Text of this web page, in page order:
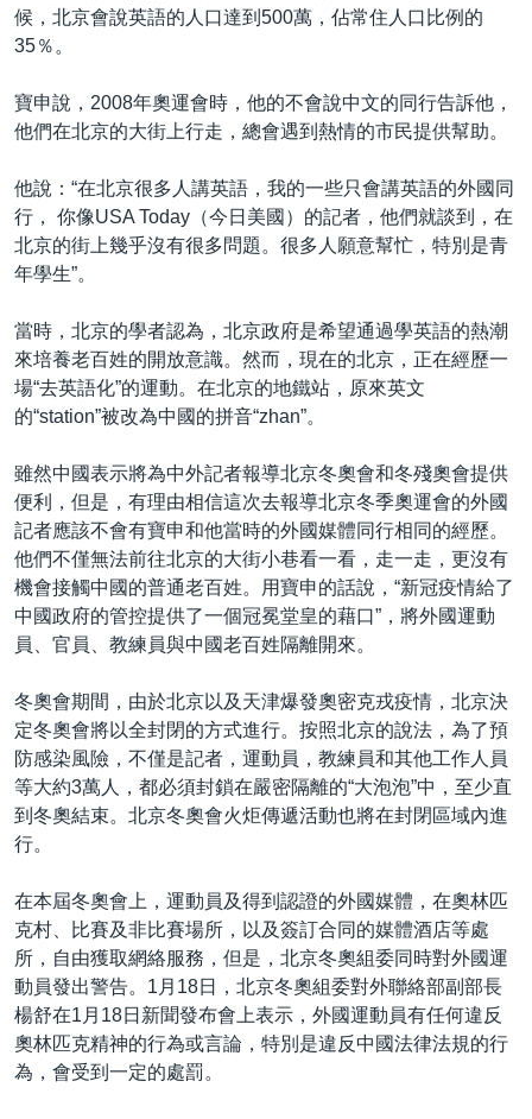
候，北京會說英語的人口達到500萬，佔常住人口比例的
35％。
寶申說，2008年奧運會時，他的不會說中文的同行告訴他，
他們在北京的大街上行走，總會遇到熱情的市民提供幫助。
他說：“在北京很多人講英語，我的一些只會講英語的外國同
行， 你像USA Today（今日美國）的記者，他們就談到，在
北京的街上幾乎沒有很多問題。很多人願意幫忙，特別是青
年學生”。
當時，北京的學者認為，北京政府是希望通過學英語的熱潮
來培養老百姓的開放意識。然而，現在的北京，正在經歷一
場“去英語化”的運動。在北京的地鐵站，原來英文
的“station”被改為中國的拼音“zhan”。
雖然中國表示將為中外記者報導北京冬奧會和冬殘奧會提供
便利，但是，有理由相信這次去報導北京冬季奧運會的外國
記者應該不會有寶申和他當時的外國媒體同行相同的經歷。
他們不僅無法前往北京的大街小巷看一看，走一走，更沒有
機會接觸中國的普通老百姓。用寶申的話說，“新冠疫情給了
中國政府的管控提供了一個冠冕堂皇的藉口”，將外國運動
員、官員、教練員與中國老百姓隔離開來。
冬奧會期間，由於北京以及天津爆發奧密克戎疫情，北京決
定冬奧會將以全封閉的方式進行。按照北京的說法，為了預
防感染風險，不僅是記者，運動員，教練員和其他工作人員
等大約3萬人，都必須封鎖在嚴密隔離的“大泡泡”中，至少直
到冬奧結束。北京冬奧會火炬傳遞活動也將在封閉區域內進
行。
在本屆冬奧會上，運動員及得到認證的外國媒體，在奧林匹
克村、比賽及非比賽場所，以及簽訂合同的媒體酒店等處
所，自由獲取網絡服務，但是，北京冬奧組委同時對外國運
動員發出警告。1月18日，北京冬奧組委對外聯絡部副部長
楊舒在1月18日新聞發布會上表示，外國運動員有任何違反
奧林匹克精神的行為或言論，特別是違反中國法律法規的行
為，會受到一定的處罰。